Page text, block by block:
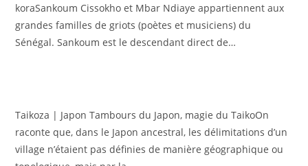
koraSankoum Cissokho et Mbar Ndiaye appartiennent aux
grandes familles de griots (poètes et musiciens) du
Sénégal. Sankoum est le descendant direct de…
Taikoza | Japon Tambours du Japon, magie du TaikoOn
raconte que, dans le Japon ancestral, les délimitations d’un
village n’étaient pas définies de manière géographique ou